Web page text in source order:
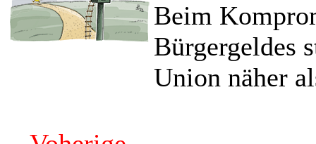
Beim
Bürgergeldes
Union näher